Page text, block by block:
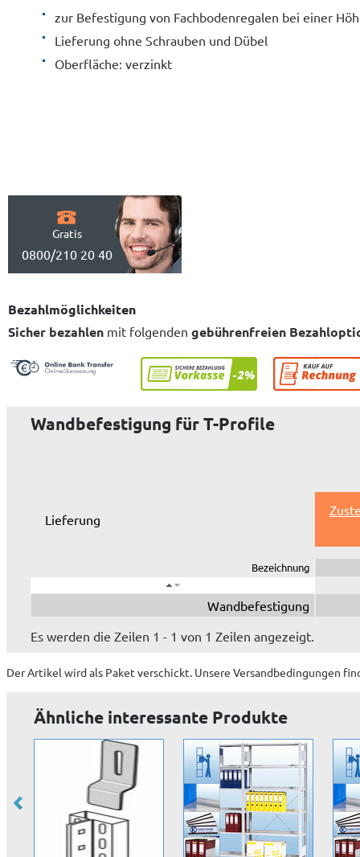
zur Befestigung von Fachbodenregalen bei einer
Lieferung ohne Schrauben und Dübel
Oberfläche: verzinkt
Gratis
0800/210 20 40
Bezahlmöglichkeiten
Sicher bezahlen mit folgenden gebührenfreien
Wandbefestigung für T-Profile
Lieferung
Bezeichnung
Wandbefestigung
Es werden die Zeilen 1 - 1 von 1 Zeilen angezeigt.
Der Artikel wirdals Paket verschickt. Unsere Versandbedingungen
Ähnliche interessante Produkte